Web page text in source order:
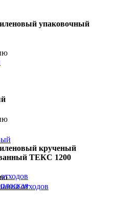
упаковочный
крученый
ТЕКС 1200
отходов